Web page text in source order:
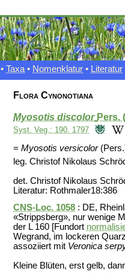
• Taxa • Nomenklatur • Literatur
Flora Cynonotiana
Myosotis discolor Pers.
Syst. Veg.: 190. 1797
= Myosotis versicolor
leg. Christof Nikolaus
det. Christof Nikolaus
Literatur: Rothmaler18:386
CNS-Loc. 1058 : DE,
«Strippsberg», nur wenige
der L 160 [Fundort
Wegrand, im lockeren
assoziiert mit Veronica
Kleine Blüten, erst gelb,